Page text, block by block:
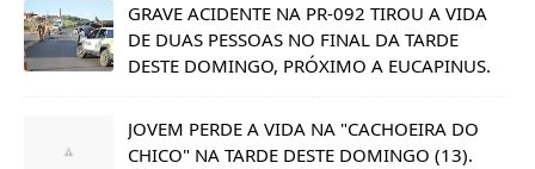
GRAVE ACIDENTE NA PR-092 TIROU A VIDA
DE DUAS PESSOAS NO FINAL DA TARDE
DESTE DOMINGO, PRÓXIMO A EUCAPINUS.
JOVEM PERDE A VIDA NA "CACHOEIRA DO
CHICO" NA TARDE DESTE DOMINGO (13).